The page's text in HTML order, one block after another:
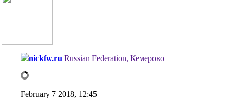
nickfw.ru Russian Federation, Кемерово
February 7 2018, 12:45